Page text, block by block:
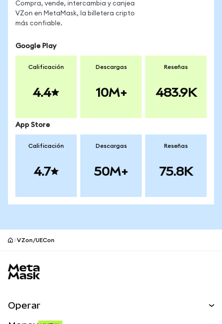
Compra, vende, intercambia y canjea
VZon en MetaMask, la billetera cripto
más confiable.
Google Play
Calificación
4.4
Descargas
10M+
Reseñas
483.9K
App Store
Calificación
4.7
Descargas
50M+
Reseñas
75.8K
VZon/UECon
Operar